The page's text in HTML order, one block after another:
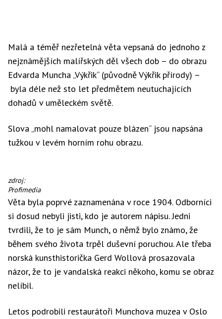
Malá a téměř nezřetelná věta vepsaná do jednoho z
nejznámějších malířských děl všech dob – do obrazu
Edvarda Muncha „Výkřik“ (původně Výkřik přírody) –
byla déle než sto let předmětem neutuchajících
dohadů v uměleckém světě.
Slova „mohl namalovat pouze blázen“ jsou napsána
tužkou v levém horním rohu obrazu.
Nápis
„mohl
namalovat
pouze
blázen“
na
Munchově
obraze.
zdroj:
Profimedia
Věta byla poprvé zaznamenána v roce 1904. Odborníci
si dosud nebyli jisti, kdo je autorem nápisu. Jedni
tvrdili, že to je sám Munch, o němž bylo známo, že
během svého života trpěl duševní poruchou. Ale třeba
norská kunsthistorička Gerd Wollová prosazovala
názor, že to je vandalská reakci někoho, komu se obraz
nelíbil.
Letos podrobili restaurátoři Munchova muzea v Oslo